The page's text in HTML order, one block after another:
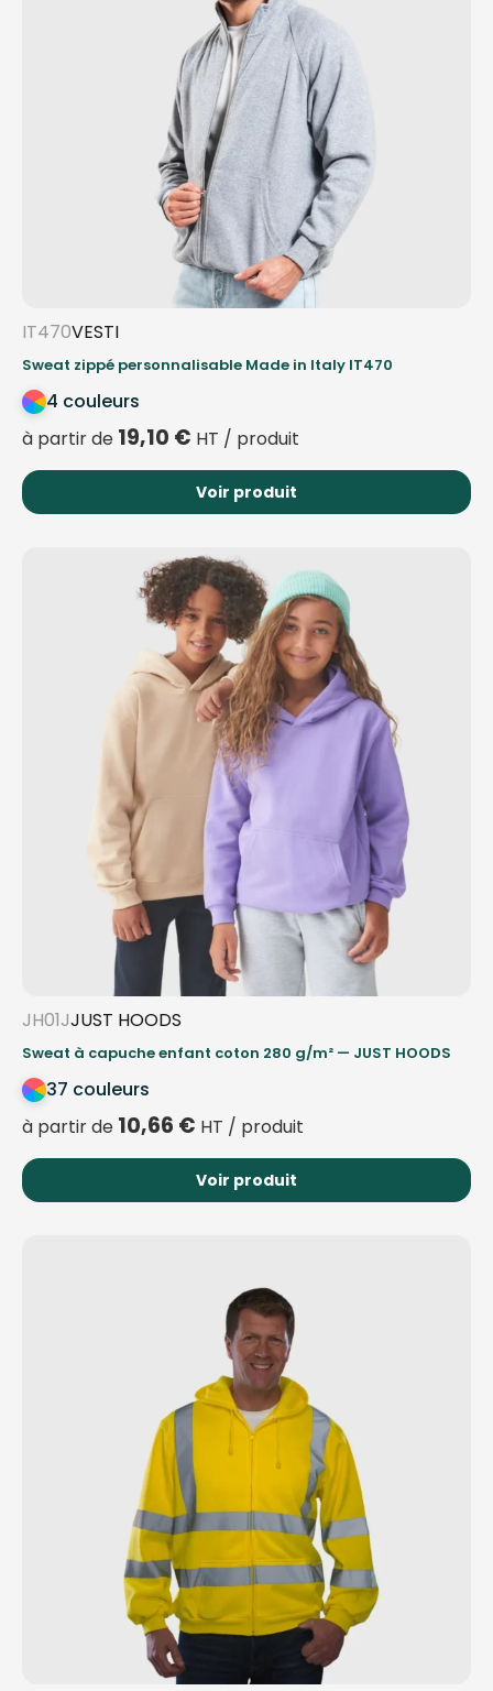
IT470VESTI
Sweat zippé personnalisable Made in Italy IT470
4 couleurs
à partir de 19,10 € HT / produit
Voir produit
JH01JJUST HOODS
Sweat à capuche enfant coton 280 g/m² — JUST HOODS
37 couleurs
à partir de 10,66 € HT / produit
Voir produit